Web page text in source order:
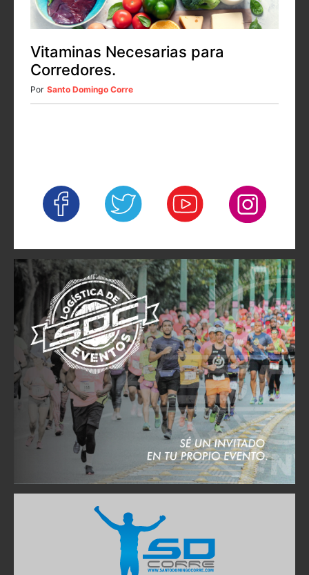
Vitaminas Necesarias para
Corredores.
Por Santo Domingo Corre